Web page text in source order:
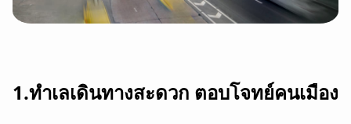
1.ทำเลเดินทางสะดวก ตอบโจทย์คนเมือง